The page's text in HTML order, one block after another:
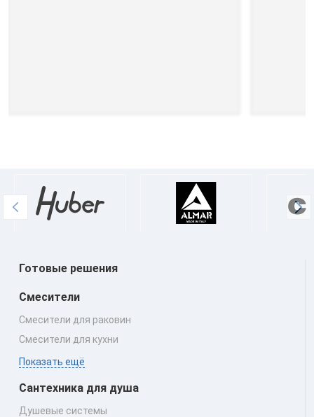
Готовые решения
Смесители
Смесители для раковин
Смесители для кухни
Показать ещё
Сантехника для душа
Душевые системы